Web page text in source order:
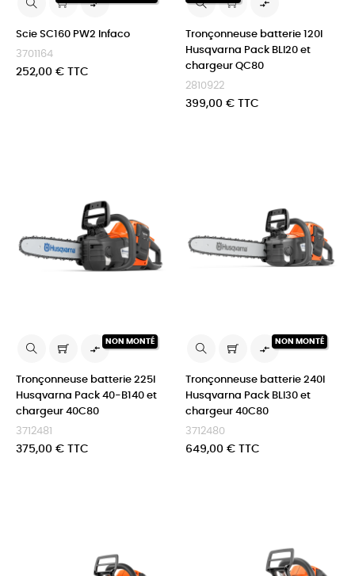

Scie SC160 PW2 Infaco
3701164
Prix
252,00 € TTC

Tronçonneuse batterie 120I
Husqvarna Pack BLI20 et
chargeur QC80
2810922
Prix
399,00 € TTC
NON MONTÉ

Tronçonneuse batterie 225I
Husqvarna Pack 40-B140 et
chargeur 40C80
3712481
Prix
375,00 € TTC
NON MONTÉ

Tronçonneuse batterie 240I
Husqvarna Pack BLI30 et
chargeur 40C80
3712480
Prix
649,00 € TTC